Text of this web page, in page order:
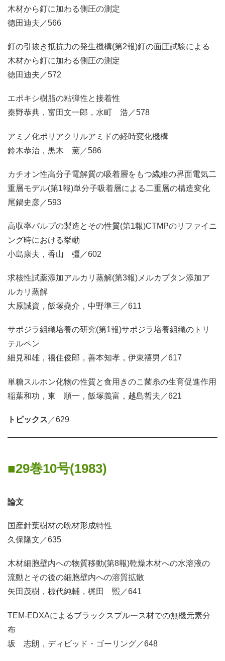
木材から釘に加わる側圧の測定
徳田迪夫／566
釘の引抜き抵抗力の発生機構(第2報)釘の面圧試験による
木材から釘に加わる側圧の測定
徳田迪夫／572
エポキシ樹脂の粘弾性と接着性
秦野恭典，富田文一郎，水町 浩／578
アミノ化ポリアクリルアミドの経時変化機構
鈴木恭治，黒木 薫／586
カチオン性高分子電解質の吸着層をもつ繊維の界面電気二
重層モデル(第1報)単分子吸着層による二重層の構造変化
尾鍋史彦／593
高収率パルプの製造とその性質(第1報)CTMPのリファイニ
ング時における挙動
小島康夫，香山 彊／602
求核性試薬添加アルカリ蒸解(第3報)メルカプタン添加ア
ルカリ蒸解
大原誠資，飯塚堯介，中野準三／611
サポジラ組織培養の研究(第1報)サポジラ培養組織のトリ
テルペン
細見和雄，禧住俊郎，善本知孝，伊東禧男／617
単糖スルホン化物の性質と食用きのこ菌糸の生育促進作用
稲葉和功，東 順一，飯塚義富，越島哲夫／621
トピックス ／629
29巻10号(1983)
論文
国産針葉樹材の晩材形成特性
久保隆文／635
木材細胞壁内への物質移動(第8報)乾燥木材への水溶液の
流動とその後の細胞壁内への溶質拡散
矢田茂樹，椋代純輔，梶田 煕／641
TEM-EDXAによるブラックスプルース材での無機元素分
布
坂 志朗，ディビッド・ゴーリング／648